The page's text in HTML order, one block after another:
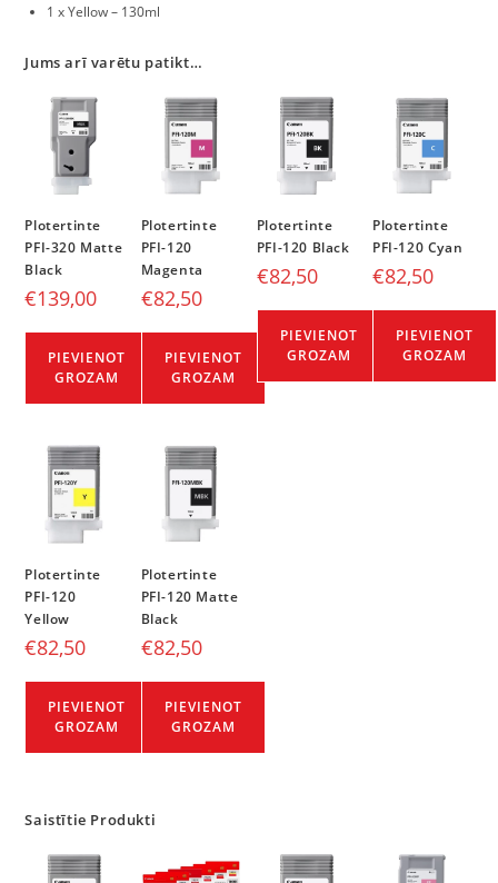
1 xYellow– 130ml
Jums arī varētu patikt…
Plotertinte
PFI-320 Matte
Black
€139,00
PIEVIENOT
GROZAM
Plotertinte
PFI-120
Magenta
€82,50
PIEVIENOT
GROZAM
Plotertinte
PFI-120 Black
€82,50
PIEVIENOT
GROZAM
Plotertinte
PFI-120 Cyan
€82,50
PIEVIENOT
GROZAM
Plotertinte
PFI-120
Yellow
€82,50
PIEVIENOT
GROZAM
Plotertinte
PFI-120 Matte
Black
€82,50
PIEVIENOT
GROZAM
Saistītie Produkti